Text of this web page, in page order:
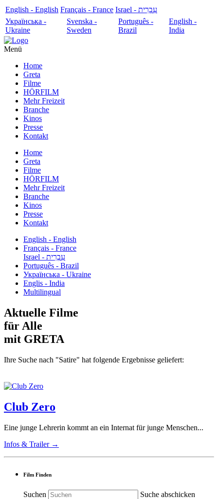
English - English Français - France
עִבְרִית - Israel
Українська -
Ukraine
Svenska -
Sweden
Português -
Brazil
English -
India
Menü
Home
Greta
Filme
HÖRFILM
Mehr Freizeit
Branche
Kinos
Presse
Kontakt
Home
Greta
Filme
HÖRFILM
Mehr Freizeit
Branche
Kinos
Presse
Kontakt
English - English
Français - France
עִבְרִית - Israel
Português - Brazil
Українська - Ukraine
Englis - India
Multilingual
Aktuelle Filme
für Alle
mit GRETA
Ihre Suche nach "Satire" hat folgende Ergebnisse geliefert:
Club Zero
Eine junge Lehrerin kommt an ein Internat für junge Menschen...
Infos & Trailer →
Film Finden
Suchen Suche abschicken